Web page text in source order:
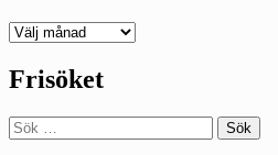
Deepedition
Frisöket
Sök
efter: